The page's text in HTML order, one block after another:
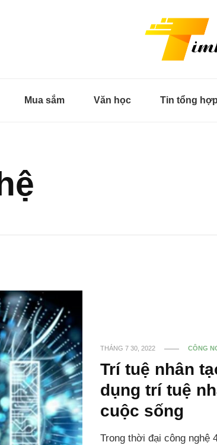
Mua sắm Văn học Tin tổng hợp
THÁNG 7 30, 2022 CÔNG
Trí tuệ nhân
dụng trí tuệ
cuộc sống
Trong thời đại công nghệ